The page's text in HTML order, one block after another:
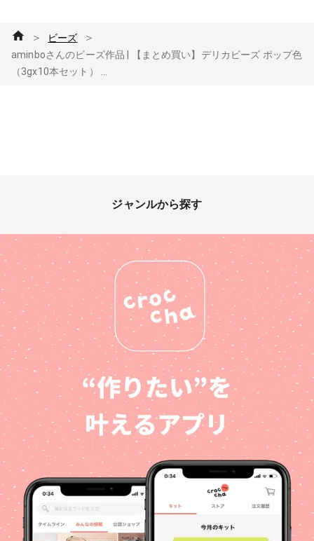
＞ ビーズ ＞
aminboさんのビーズ作品 | 【まとめ買い】デリカビーズ ポップ色
（3gx10本セット） ...
ジャンルから探す